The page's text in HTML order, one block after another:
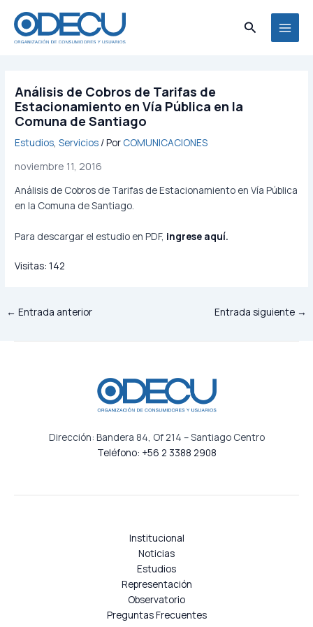
contenido
Buscar
Análisis de Cobros de Tarifas de
Estacionamiento en Vía Pública en la
Comuna de Santiago
Estudios,Servicios / Por COMUNICACIONES
noviembre 11, 2016
Análisis de Cobros de Tarifas de Estacionamiento en Vía Pública
en la Comuna de Santiago.
Para descargar el estudio en PDF, ingrese aquí.
Visitas: 142
← Entrada anterior Entrada siguiente →
Dirección: Bandera 84, Of 214 – Santiago Centro
Teléfono: +56 2 3388 2908
Institucional
Noticias
Estudios
Representación
Observatorio
Preguntas Frecuentes